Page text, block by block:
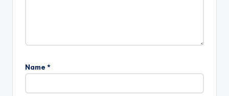
Name *